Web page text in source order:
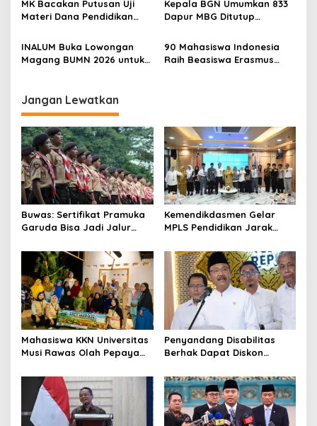
Desa Air Satan
MK Bacakan Putusan Uji
Materi Dana Pendidikan
Kemendikdasmen Tunggu
Implikasi Putusan
Kepala BGN Umumkan 833
Dapur MBG Ditutup
Operasional
INALUM Buka Lowongan
Magang BUMN 2026 untuk
90 Mahasiswa Indonesia
Raih Beasiswa Erasmus
Jangan Lewatkan
Buwas: Sertifikat Pramuka
Garuda Bisa Jadi Jalur
dan Perguruan Tinggi
Kemendikdasmen Gelar
MPLS Pendidikan Jarak
Kemandirian Belajar
Mahasiswa KKN Universitas
Musi Rawas Olah Pepaya
Jual Tinggi, Dorong UMKM
Desa Air Satan
Penyandang Disabilitas
Berhak Dapat Diskon
Biaya Sekolah dan Kuliah